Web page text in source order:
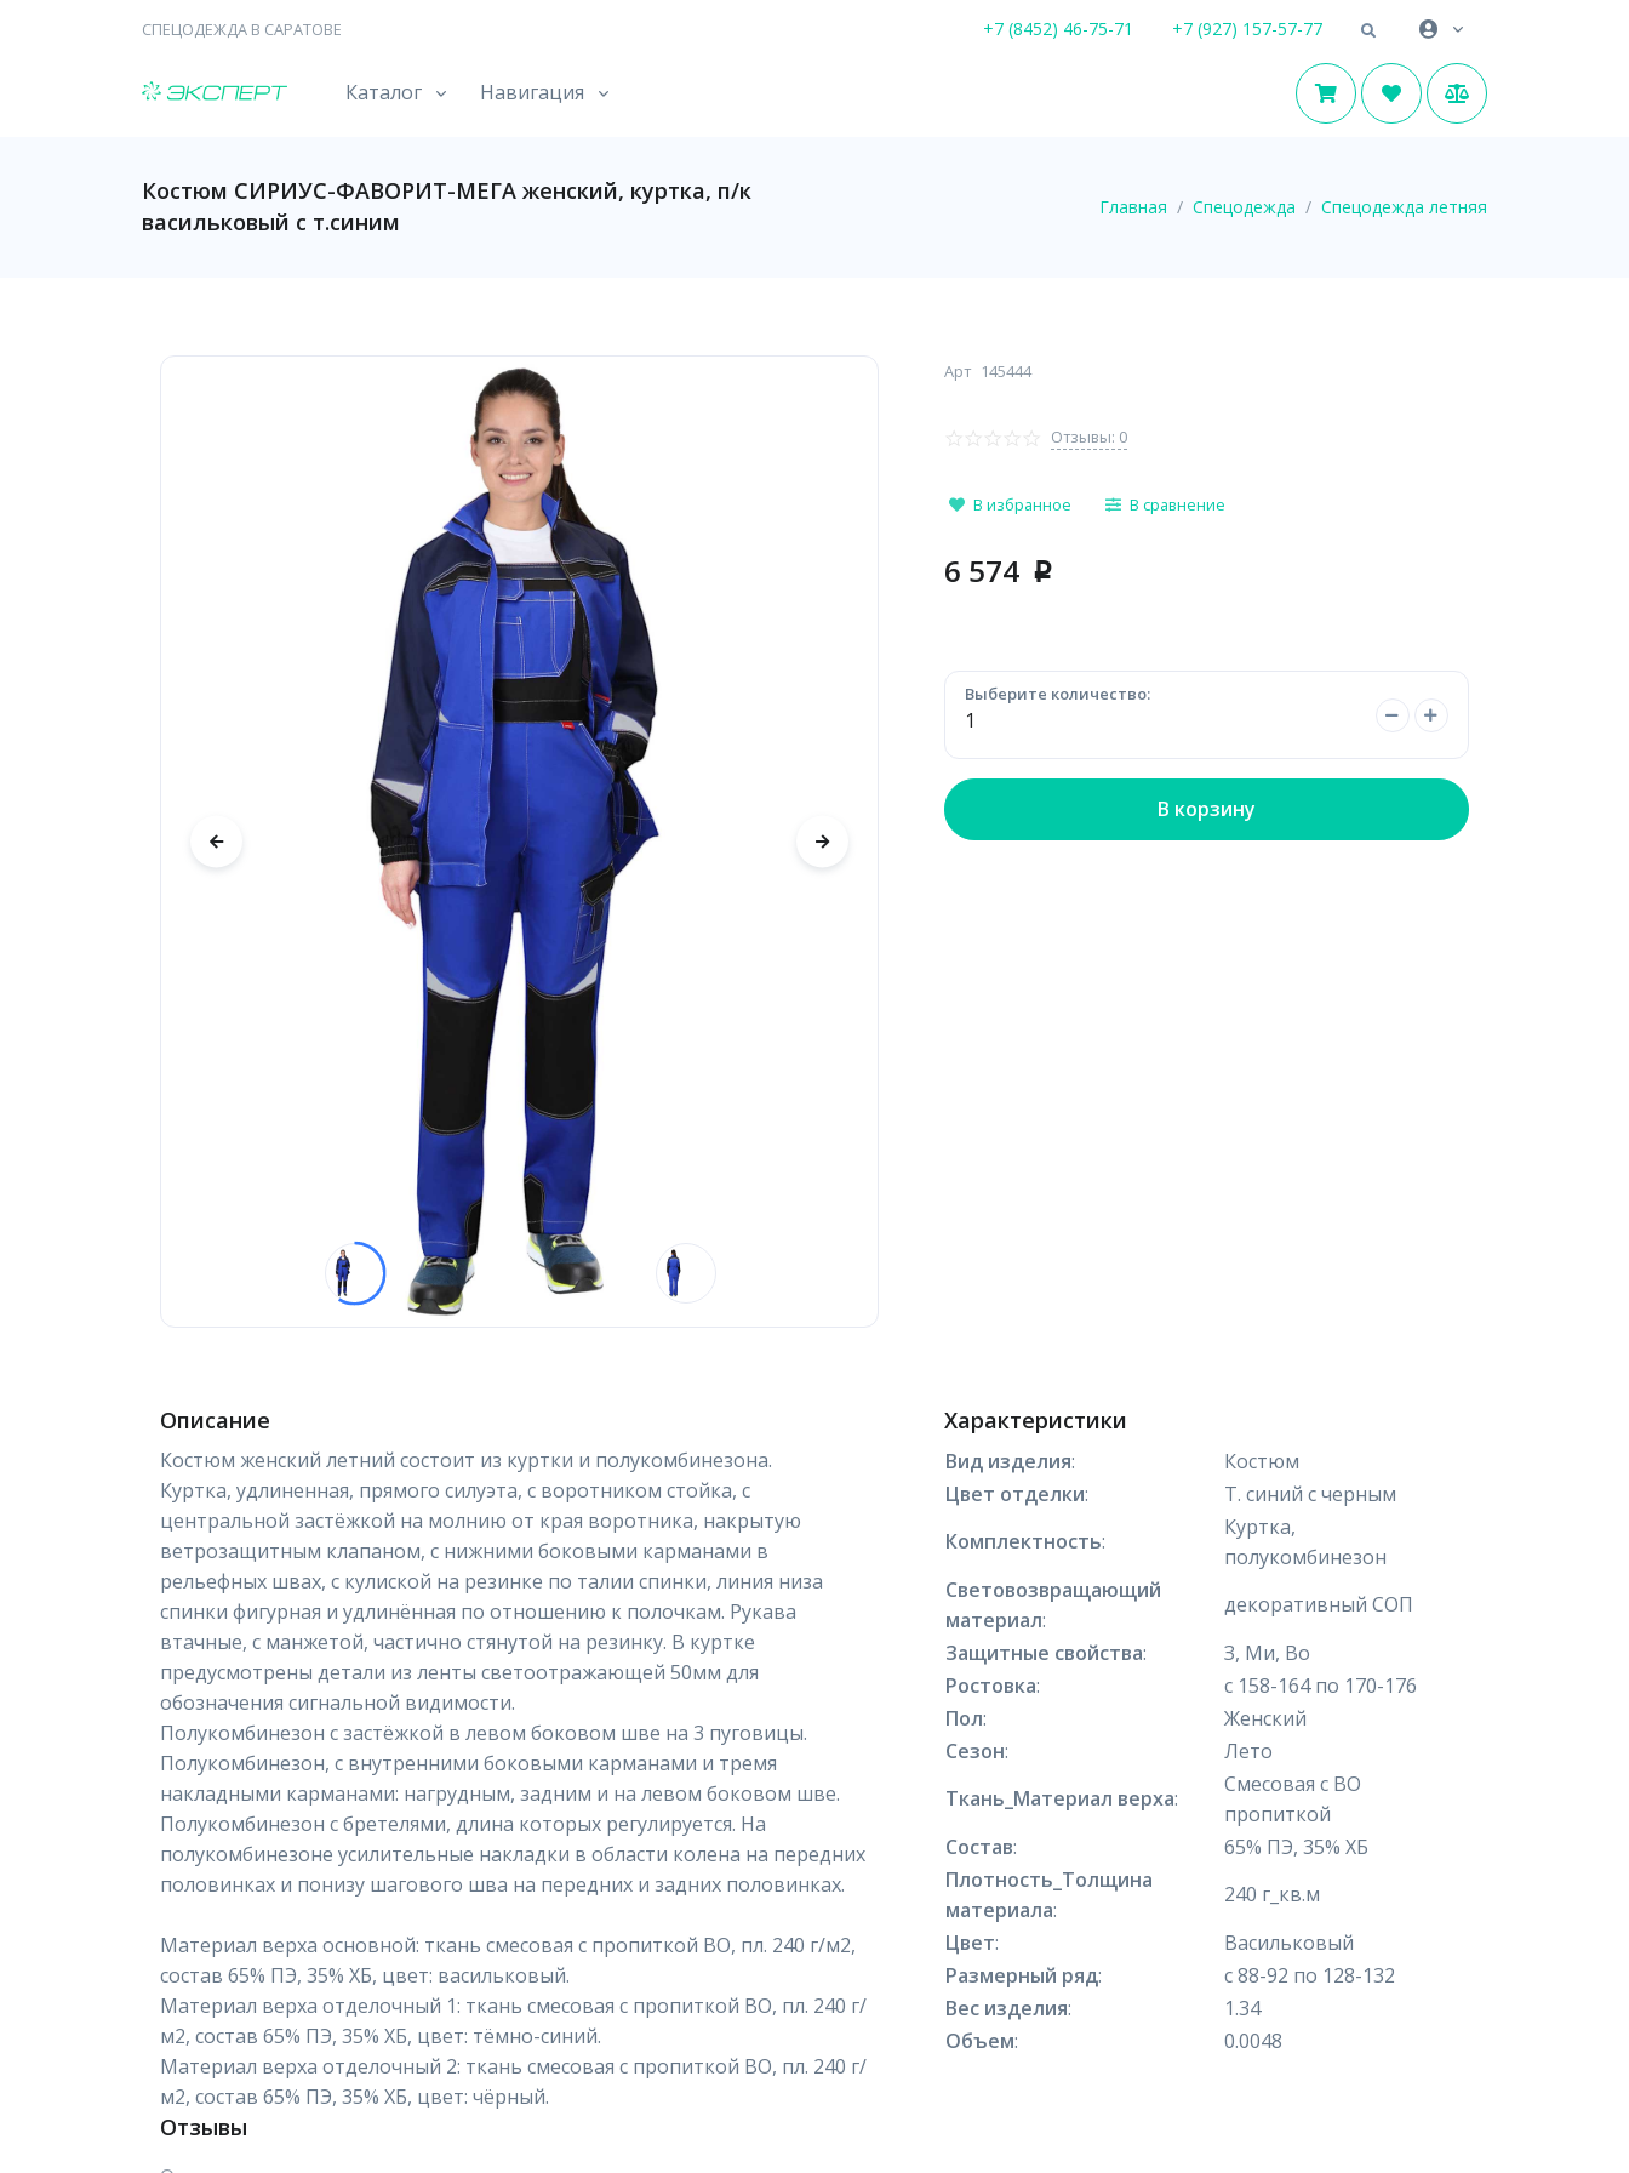
СПЕЦОДЕЖДА В САРАТОВЕ +7 (8452) 46-75-71 +7 (927) 157-57-77
Каталог Навигация
Костюм СИРИУС-ФАВОРИТ-МЕГА женский, куртка, п/к
васильковый с т.синим
Главная Спецодежда Спецодежда летняя
Арт 145444
Отзывы: 0
В избранное В сравнение
6 574 p
Выберите количество:
В корзину
Описание
Костюм женский летний состоит из куртки и полукомбинезона.
Куртка, удлиненная, прямого силуэта, с воротником стойка, с
центральной застёжкой на молнию от края воротника, накрытую
ветрозащитным клапаном, с нижними боковыми карманами в
рельефных швах, с кулиской на резинке по талии спинки, линия низа
спинки фигурная и удлинённая по отношению к полочкам. Рукава
втачные, с манжетой, частично стянутой на резинку. В куртке
предусмотрены детали из ленты светоотражающей 50мм для
обозначения сигнальной видимости.
Полукомбинезон с застёжкой в левом боковом шве на 3 пуговицы.
Полукомбинезон, с внутренними боковыми карманами и тремя
накладными карманами: нагрудным, задним и на левом боковом шве.
Полукомбинезон с бретелями, длина которых регулируется. На
полукомбинезоне усилительные накладки в области колена на передних
половинках и понизу шагового шва на передних и задних половинках.
Материал верха основной: ткань смесовая с пропиткой ВО, пл. 240 г/м2,
состав 65% ПЭ, 35% ХБ, цвет: васильковый.
Материал верха отделочный 1: ткань смесовая с пропиткой ВО, пл. 240 г/
м2, состав 65% ПЭ, 35% ХБ, цвет: тёмно-синий.
Материал верха отделочный 2: ткань смесовая с пропиткой ВО, пл. 240 г/
м2, состав 65% ПЭ, 35% ХБ, цвет: чёрный.
Отзывы
Характеристики
Вид изделия:
Костюм
Цвет отделки:
Т. синий с черным
Комплектность:
Куртка,
полукомбинезон
Световозвращающий
материал:
декоративный СОП
Защитные свойства:
З, Ми, Во
Ростовка:
с 158-164 по 170-176
Пол:
Женский
Сезон:
Лето
Ткань_Материал верха:
Смесовая с ВО
пропиткой
Состав:
65% ПЭ, 35% ХБ
Плотность_Толщина
материала:
240 г_кв.м
Цвет:
Васильковый
Размерный ряд:
с 88-92 по 128-132
Вес изделия:
1.34
Объем: 0.0048